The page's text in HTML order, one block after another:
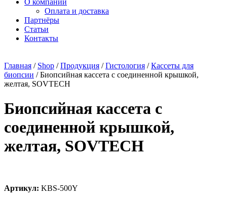
О компании
Оплата и доставка
Партнёры
Статьи
Контакты
Главная / Shop /Продукция /Гистология /Кассеты для
биопсии /Биопсийная кассета с соединенной крышкой,
желтая, SOVTECH
Биопсийная кассета с
соединенной крышкой,
желтая, SOVTECH
Артикул: KBS-500Y